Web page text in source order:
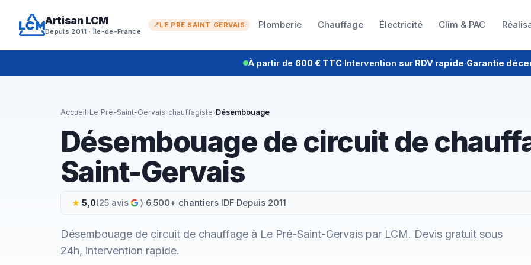
contenu
Artisan LCM
Depuis 2011 · Île-de-France
LE PRE SAINT GERVAIS Plomberie Chauffage Électricité Clim & PAC
À partir de 600 € TTC·Intervention sur RDV rapide·Garantie
Accueil›Le Pré-Saint-Gervais›chauffagiste›Désembouage
Désembouage de circuit de
Saint-Gervais
5,0(25 avis )·6 500+ chantiers IDF·Depuis 2011
Désembouage de circuit de chauffage à Le Pré-Saint-Gervais par LCM. Devis gratuit sous
24h, intervention rapide.